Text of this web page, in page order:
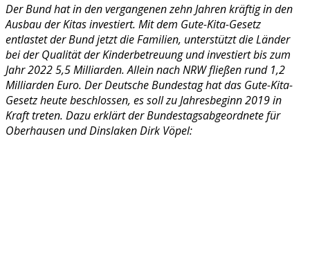
Der Bund hat in den vergangenen zehn Jahren kräftig in den
Ausbau der Kitas investiert. Mit dem Gute-Kita-Gesetz
entlastet der Bund jetzt die Familien, unterstützt die Länder
bei der Qualität der Kinderbetreuung und investiert bis zum
Jahr 2022 5,5 Milliarden. Allein nach NRW fließen rund 1,2
Milliarden Euro. Der Deutsche Bundestag hat das Gute-Kita-
Gesetz heute beschlossen, es soll zu Jahresbeginn 2019 in
Kraft treten. Dazu erklärt der Bundestagsabgeordnete für
Oberhausen und Dinslaken Dirk Vöpel: